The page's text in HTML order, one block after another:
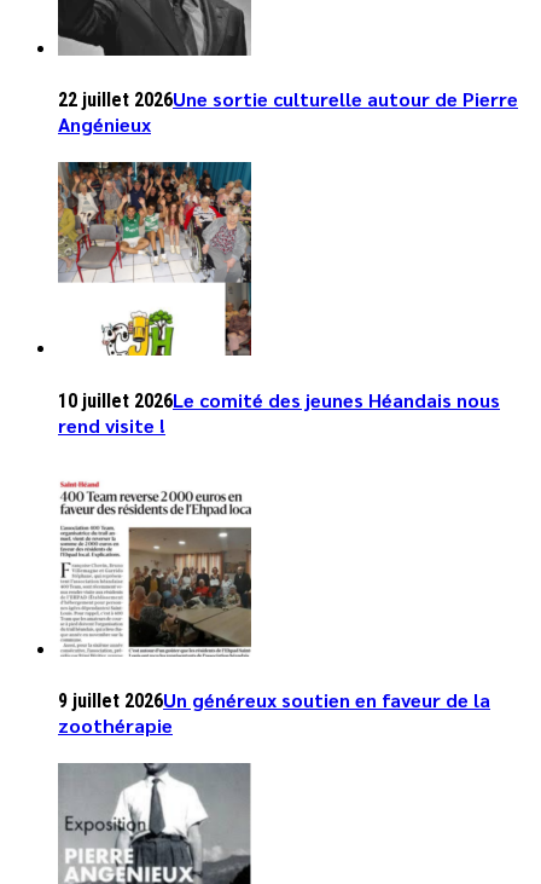
22 juillet 2026Une sortie culturelle autour de Pierre
Angénieux
10 juillet 2026Le comité des jeunes Héandais nous
rend visite !
9 juillet 2026Un généreux soutien en faveur de la
zoothérapie